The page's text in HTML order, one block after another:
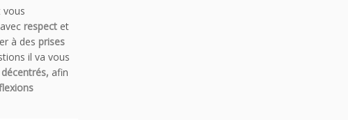
vous
respect et
à des prises
il va vous
afin